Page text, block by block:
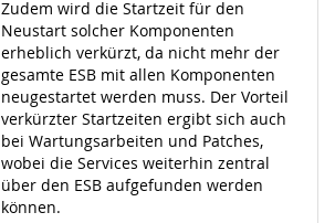
Zudem wird die Startzeit für den
Neustart solcher Komponenten
erheblich verkürzt, da nicht mehr der
gesamte ESB mit allen Komponenten
neugestartet werden muss. Der Vorteil
verkürzter Startzeiten ergibt sich auch
bei Wartungsarbeiten und Patches,
wobei die Services weiterhin zentral
über den ESB aufgefunden werden
können.